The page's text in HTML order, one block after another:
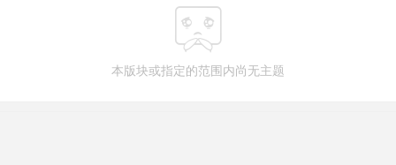

本版块或指定的范围内尚无主题